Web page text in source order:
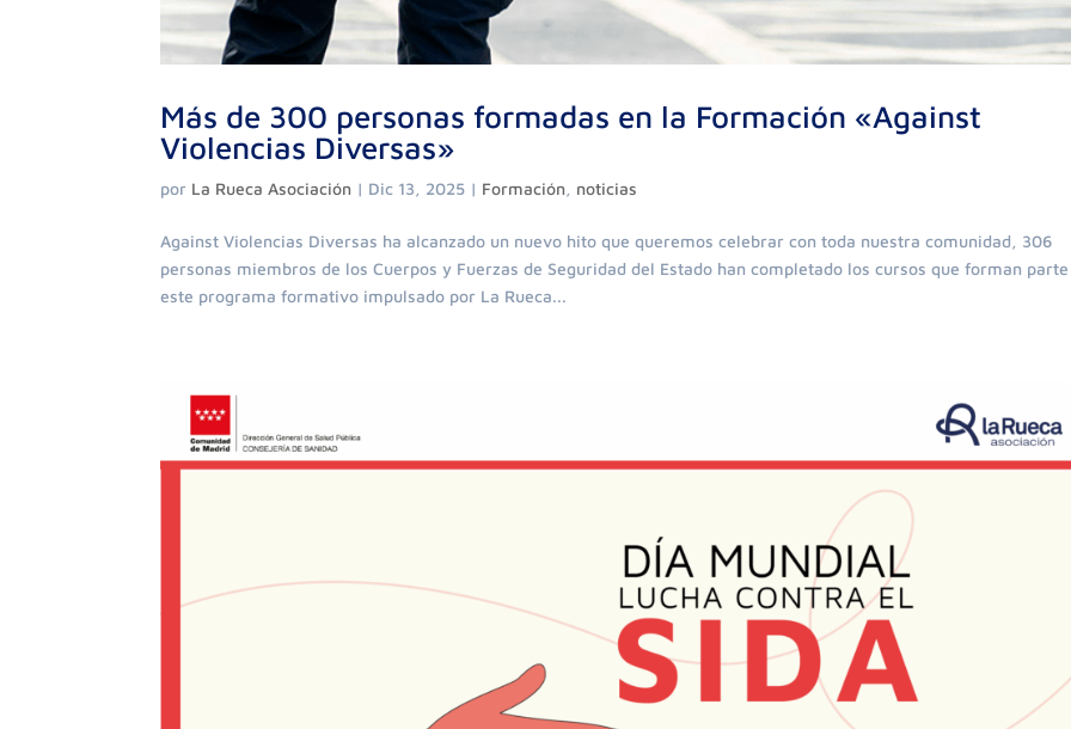
Más de 300 personas formadas en la Formación «Against
Violencias Diversas»
por La Rueca Asociación | Dic 13, 2025 | Formación noticias
Against Violencias Diversas ha alcanzado un nuevo hito que queremos celebrar con toda nuestra comunidad, 306
personas miembros de los Cuerpos y Fuerzas de Seguridad del Estado han completado los cursos que forman
este programa formativo impulsado por La Rueca...